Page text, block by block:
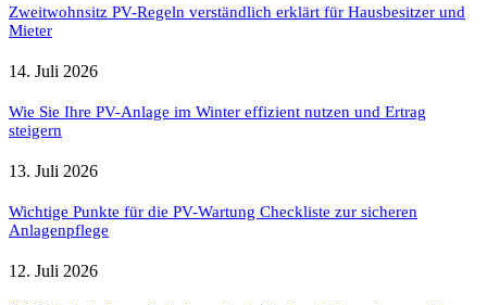
Zweitwohnsitz PV-Regeln verständlich erklärt für Hausbesitzer und
Mieter
14. Juli 2026
Wie Sie Ihre PV-Anlage im Winter effizient nutzen und Ertrag
steigern
13. Juli 2026
Wichtige Punkte für die PV-Wartung Checkliste zur sicheren
Anlagenpflege
12. Juli 2026